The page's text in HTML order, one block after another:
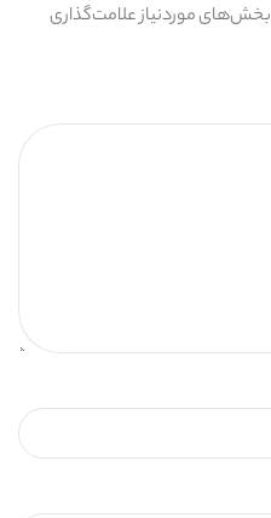
بخش‌های موردنیاز علامت‌گذاری